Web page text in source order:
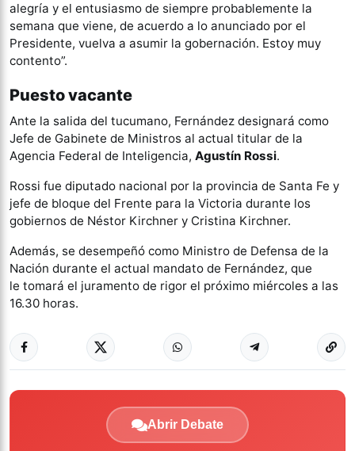
alegría y el entusiasmo de siempre probablemente la
semana que viene, de acuerdo a lo anunciado por el
Presidente, vuelva a asumir la gobernación. Estoy muy
contento”.
Puesto vacante
Ante la salida del tucumano, Fernández designará como
Jefe de Gabinete de Ministros al actual titular de la
Agencia Federal de Inteligencia, Agustín Rossi.
Rossi fue diputado nacional por la provincia de Santa Fe y
jefe de bloque del Frente para la Victoria durante los
gobiernos de Néstor Kirchner y Cristina Kirchner.
Además, se desempeñó como Ministro de Defensa de la
Nación durante el actual mandato de Fernández, que
le tomará el juramento de rigor el próximo miércoles a las
16.30 horas.
Abrir Debate